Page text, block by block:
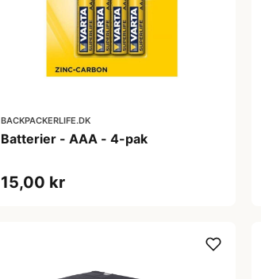
BACKPACKERLIFE.DK
Batterier - AAA - 4-pak
15,00 kr